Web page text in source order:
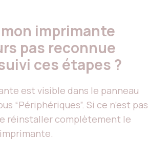
imprimante
pas reconnue
ces étapes ?
est visible dans le panneau
“Périphériques”. Si ce n’est pas
réinstaller complètement le